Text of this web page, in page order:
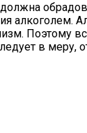
алкоголем.
Поэтому
в меру,